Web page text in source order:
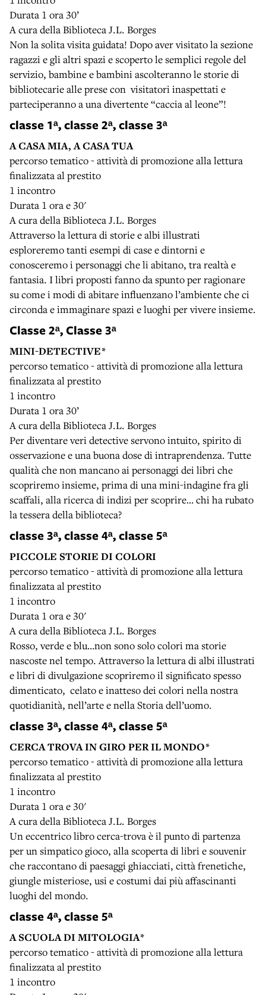
Durata 1 ora 30’
A cura della Biblioteca J.L. Borges
Non la solita visita guidata! Dopo aver visitato la sezione
ragazzi e gli altri spazi e scoperto le semplici regole del
servizio, bambine e bambini ascolteranno le storie di
bibliotecarie alle prese con visitatori inaspettati e
parteciperanno a una divertente “caccia al leone”!
classe 1ᵃ, classe 2ᵃ, classe 3ᵃ
A CASA MIA, A CASA TUA
percorso tematico - attività di promozione alla lettura
finalizzata al prestito
1 incontro
Durata 1 ora e 30'
A cura della Biblioteca J.L. Borges
Attraverso la lettura di storie e albi illustrati
esploreremo tanti esempi di case e dintorni e
conosceremo i personaggi che li abitano, tra realtà e
fantasia. I libri proposti fanno da spunto per ragionare
su come i modi di abitare influenzano l’ambiente che ci
circonda e immaginare spazi e luoghi per vivere insieme.
Classe 2ᵃ, Classe 3ᵃ
MINI-DETECTIVE*
percorso tematico - attività di promozione alla lettura
finalizzata al prestito
1 incontro
Durata 1 ora 30’
A cura della Biblioteca J.L. Borges
Per diventare veri detective servono intuito, spirito di
osservazione e una buona dose di intraprendenza. Tutte
qualità che non mancano ai personaggi dei libri che
scopriremo insieme, prima di una mini-indagine fra gli
scaffali, alla ricerca di indizi per scoprire… chi ha rubato
la tessera della biblioteca?
classe 3ᵃ, classe 4ᵃ, classe 5ᵃ
PICCOLE STORIE DI COLORI
percorso tematico - attività di promozione alla lettura
finalizzata al prestito
1 incontro
Durata 1 ora e 30'
A cura della Biblioteca J.L. Borges
Rosso, verde e blu…non sono solo colori ma storie
nascoste nel tempo. Attraverso la lettura di albi illustrati
e libri di divulgazione scopriremo il significato spesso
dimenticato, celato e inatteso dei colori nella nostra
quotidianità, nell’arte e nella Storia dell’uomo.
classe 3ᵃ, classe 4ᵃ, classe 5ᵃ
CERCA TROVA IN GIRO PER IL MONDO*
percorso tematico - attività di promozione alla lettura
finalizzata al prestito
1 incontro
Durata 1 ora e 30'
A cura della Biblioteca J.L. Borges
Un eccentrico libro cerca-trova è il punto di partenza
per un simpatico gioco, alla scoperta di libri e souvenir
che raccontano di paesaggi ghiacciati, città frenetiche,
giungle misteriose, usi e costumi dai più affascinanti
luoghi del mondo.
classe 4ᵃ, classe 5ᵃ
A SCUOLA DI MITOLOGIA*
percorso tematico - attività di promozione alla lettura
finalizzata al prestito
1 incontro